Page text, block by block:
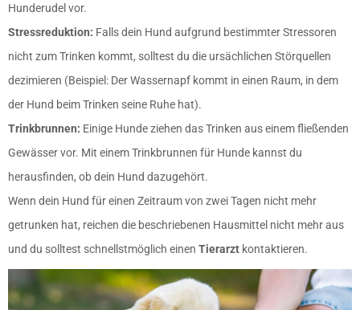
Hunderudel vor.
Stressreduktion: Falls dein Hund aufgrund bestimmter Stressoren
nicht zum Trinken kommt, solltest du die ursächlichen Störquellen
dezimieren (Beispiel: Der Wassernapf kommt in einen Raum, in dem
der Hund beim Trinken seine Ruhe hat).
Trinkbrunnen: Einige Hunde ziehen das Trinken aus einem fließenden
Gewässer vor. Mit einem Trinkbrunnen für Hunde kannst du
herausfinden, ob dein Hund dazugehört.
Wenn dein Hund für einen Zeitraum von zwei Tagen nicht mehr
getrunken hat, reichen die beschriebenen Hausmittel nicht mehr aus
und du solltest schnellstmöglich einen Tierarzt kontaktieren.